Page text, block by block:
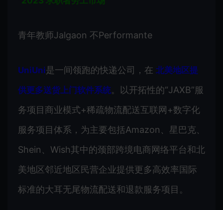
青年教师Jalgaon 不Performante
UniUni是一间领跑的快递公司，在 北美地区提
供更多送货上门软件系统。以开拓性的“JAXB”服
务项目商业模式+稀疏物流配送互联网+数字化
服务项目体系，为主要包括Amazon、星巴克、
Shein、Wish其中的颈部跨境电商网络平台和北
美地区邻近地区民营企业提供更多高效率国际
标准的大耳无尾物流配送和退款服务项目。